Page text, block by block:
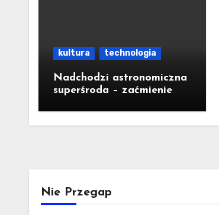
kultura technologia
Nadchodzi astronomiczna
superśroda – zaćmienie
gwiazd
Nie Przegap